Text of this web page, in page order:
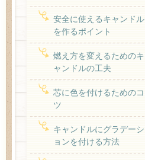
安全に使えるキャンドル
を作るポイント
燃え方を変えるためのキ
ャンドルの工夫
芯に色を付けるためのコ
ツ
キャンドルにグラデーシ
ョンを付ける方法